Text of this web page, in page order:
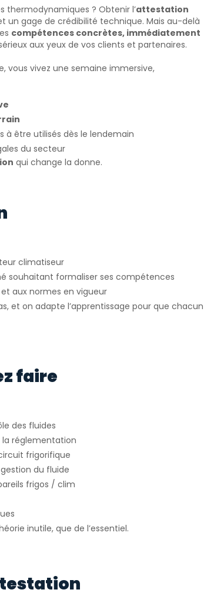
thermodynamiques ? Obtenir l’attestation
un gage de crédibilité technique. Mais au-delà
compétences concrètes, immédiatement
aux yeux de vos clients et partenaires.
vous vivez une semaine immersive,
à être utilisés dès le lendemain
du secteur
qui change la donne.
climatiseur
souhaitant formaliser ses compétences
aux normes en vigueur
et on adapte l’apprentissage pour que chacun
faire
des fluides
réglementation
frigorifique
du fluide
frigos / clim
inutile, que de l’essentiel.